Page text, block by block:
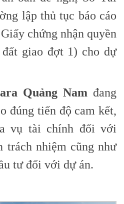
lập thủ tục báo cáo
chứng nhận quyền
đất giao đợt 1) cho dự
Quảng Nam đang
đúng tiến độ cam kết,
vụ tài chính đối với
trách nhiệm cũng như
tư đối với dự án.